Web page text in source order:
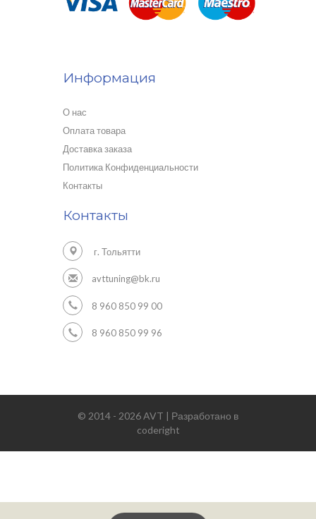
Информация
О нас
Оплата товара
Доставка заказа
Политика Конфиденциальности
Контакты
Контакты
г. Тольятти
avttuning@bk.ru
8 960 850 99 00
8 960 850 99 96
© 2014 - 2026 AVT | Разработано в
coderight